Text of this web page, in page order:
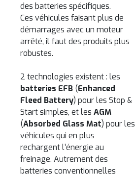
des batteries spécifiques.
Ces véhicules faisant plus de
démarrages avec un moteur
arrêté, il faut des produits plus
robustes.
2 technologies existent : les
batteries EFB (Enhanced
Fleed Battery) pour les Stop &
Start simples, et les AGM
(Absorbed Glass Mat) pour les
véhicules qui en plus
rechargent l’énergie au
freinage. Autrement des
batteries conventionnelles